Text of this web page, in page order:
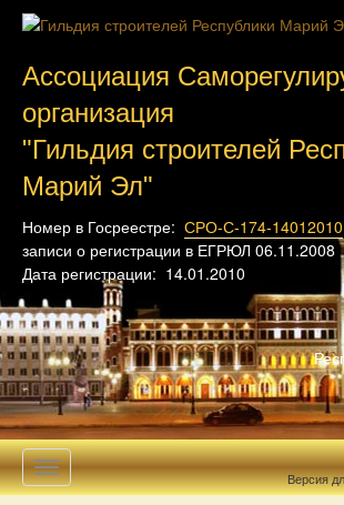
Ассоциация
организация
"Гильдия строителей
Марий Эл"
Номер в Госреестре: СРО-С-174-14012010
записи о регистрации в ЕГРЮЛ 06.11.2008
Дата регистрации: 14.01.2010
Toggle
navigation
Версия